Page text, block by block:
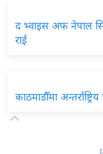
द भ्वाइस अफ नेपाल
राई
काठमाडौँमा